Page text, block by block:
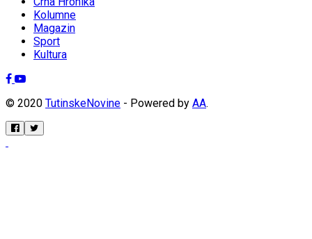
Kolumne
Magazin
Sport
Kultura
© 2020 TutinskeNovine - Powered by AA.